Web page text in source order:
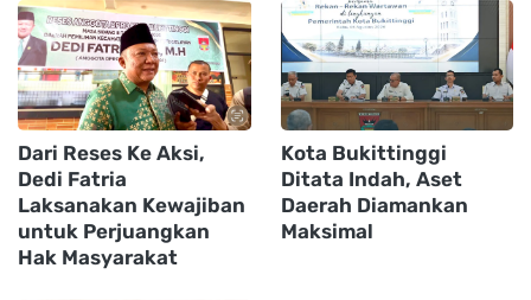
Dari Reses Ke Aksi,
Dedi Fatria
Laksanakan Kewajiban
untuk Perjuangkan
Hak Masyarakat
Kota Bukittinggi
Ditata Indah, Aset
Daerah Diamankan
Maksimal